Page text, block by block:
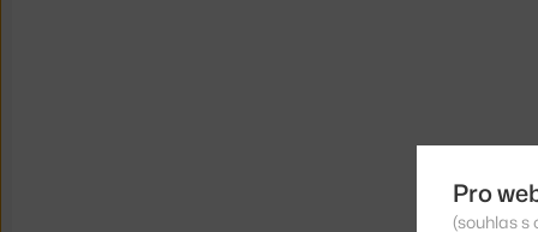
Pro
(souhlas s